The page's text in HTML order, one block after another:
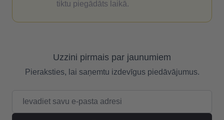
tiktu piegādāts laikā.
Uzzini pirmais par jaunumiem
Pieraksties, lai saņemtu izdevīgus piedāvājumus.